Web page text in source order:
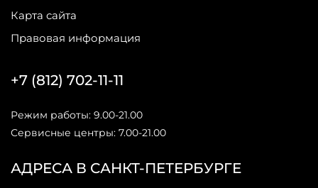
Карта сайта
Правовая информация
АДРЕСА В САНКТ-ПЕТЕРБУРГЕ
+7 (812) 702-11-11
Режим работы: 9.00-21.00
Сервисные центры: 7.00-21.00